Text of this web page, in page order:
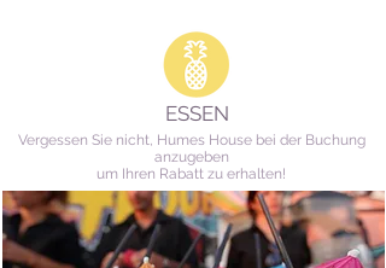
ESSEN
Vergessen Sie nicht, Humes House bei der Buchung
anzugeben
um Ihren Rabatt zu erhalten!